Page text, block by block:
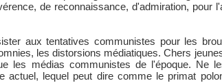
de reconnaissance, d'admiration, pour
aux tentatives communistes pour les
les distorsions médiatiques. Chers
les médias communistes de l'époque. Ne
actuel, lequel peut dire comme le primat